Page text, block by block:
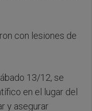
con lesiones de
13/12, se
en el lugar del
y asegurar